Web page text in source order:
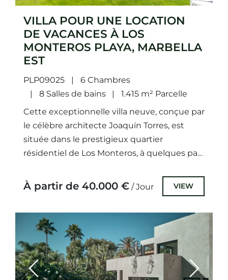
VILLA POUR UNE LOCATION
DE VACANCES À LOS
MONTEROS PLAYA, MARBELLA
EST
PLP09025
6 Chambres
8 Salles de bains
1.415 m² Parcelle
Cette exceptionnelle villa neuve, conçue par
le célèbre architecte Joaquín Torres, est
située dans le prestigieux quartier
résidentiel de Los Monteros, à quelques pas
À partir de 40.000 € / Jour VIEW
Previous Next